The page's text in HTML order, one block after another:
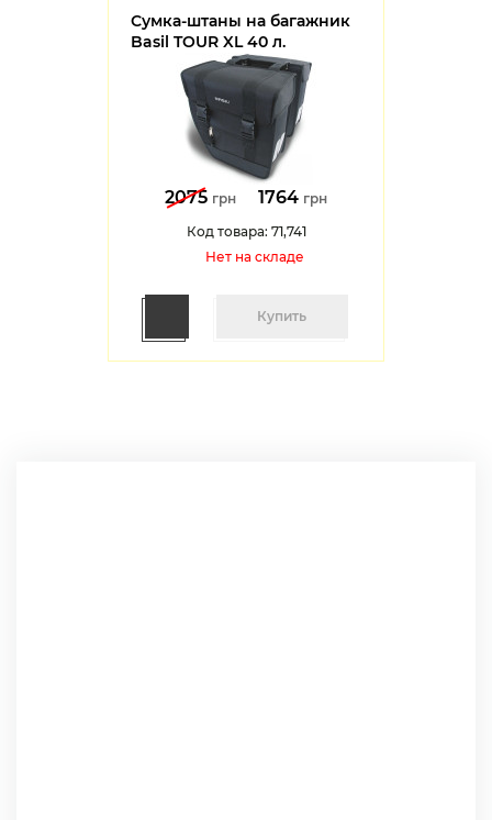
Сумка-штаны на багажник
Basil TOUR XL 40 л.
2075 грн 1764 грн
Код товара: 71,741
Нет на cкладе
Купить